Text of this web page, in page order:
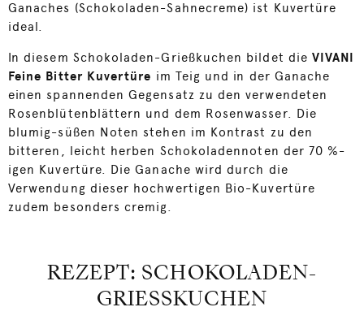
Ganaches (Schokoladen-Sahnecreme) ist Kuvertüre
ideal.
In diesem Schokoladen-Grießkuchen bildet dieVIVANI
Feine Bitter Kuvertüre im Teig und in der Ganache
einen spannenden Gegensatz zu den verwendeten
Rosenblütenblättern und dem Rosenwasser. Die
blumig-süßen Noten stehen im Kontrast zu den
bitteren, leicht herben Schokoladennoten der 70 %-
igen Kuvertüre. Die Ganache wird durch die
Verwendung dieser hochwertigen Bio-Kuvertüre
zudem besonders cremig.
REZEPT: SCHOKOLADEN-
GRIESSKUCHEN